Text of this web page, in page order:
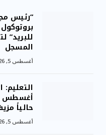
“رئيس
للبريد”
المسجل
أغسطس 5, 2026 3:16 م
التعليم:
أغسطس ..
حالياً
أغسطس 5, 2026 2:49 م